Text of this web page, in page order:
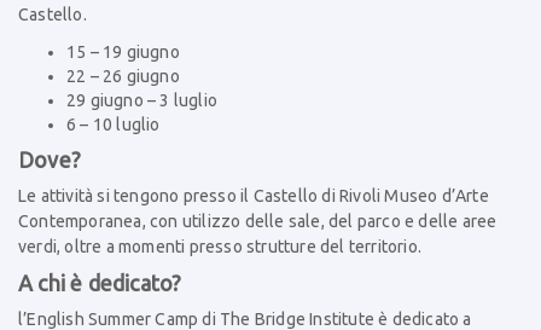
Castello.
15 – 19 giugno
22 – 26 giugno
29 giugno – 3 luglio
6 – 10 luglio
Dove?
Le attività si tengono presso il Castello di Rivoli Museo d’Arte
Contemporanea, con utilizzo delle sale, del parco e delle aree
verdi, oltre a momenti presso strutture del territorio.
A chi è dedicato?
l’English Summer Camp di The Bridge Institute è dedicato a